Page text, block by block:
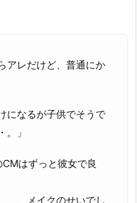
アレだけど、普通にか
になるが子供でそうで
。」
はずっと彼女で良
、、メイクのせいでし